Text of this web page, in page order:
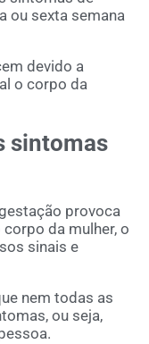
ou sexta semana
devido a
o corpo da
sintomas
provoca
da mulher, o
sinais e
nem todas as
ou seja,